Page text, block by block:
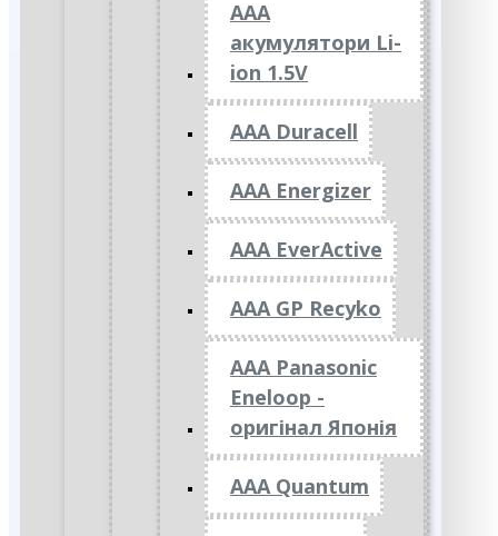
ААА
акумулятори Li-
ion 1.5V
AAA Duracell
AAA Energizer
AAA EverActive
AAA GP Recyko
AAA Panasonic
Eneloop -
оригінал Японія
AAA Quantum